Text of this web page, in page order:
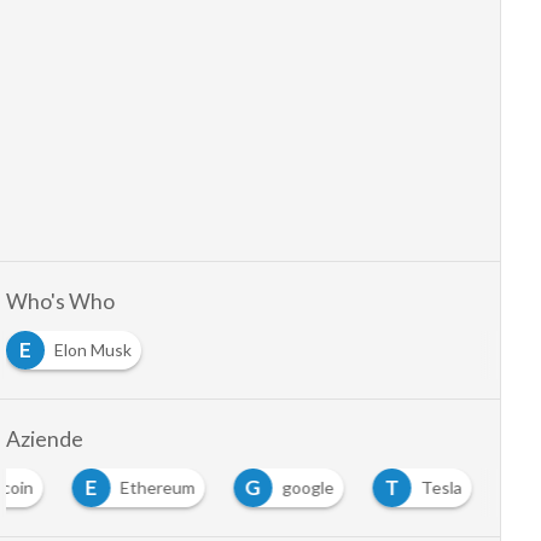
Who's Who
E
Elon Musk
Aziende
E Ethereum G google T Tesla